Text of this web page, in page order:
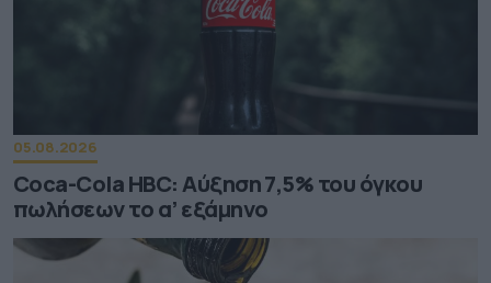
05.08.2026
Coca-Cola HBC: Aύξηση 7,5% του όγκου
πωλήσεων το α’ εξάμηνο